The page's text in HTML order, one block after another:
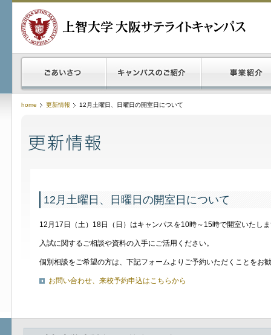
home 更新情報 12月土曜日、日曜日の開室日について
12月土曜日、日曜日の開室日について
12月17日（土）18日（日）はキャンパスを10時～15時で開室いたし
入試に関するご相談や資料の入手にご活用ください。
個別相談をご希望の方は、下記フォームよりご予約いただくことをお
お問い合わせ、来校予約申込はこちらから